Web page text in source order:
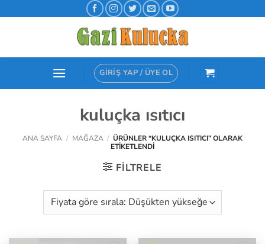
atla
GIRIŞ YAP / ÜYE OL
kuluçka ısıtıcı
ANA SAYFA / MAĞAZA / ÜRÜNLER “KULUÇKA ISITICI” OLARAK
ETIKETLENDI
FILTRELE